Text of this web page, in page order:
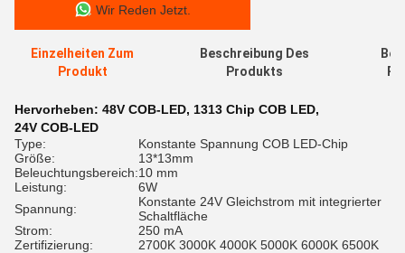
Wir Reden Jetzt.
Einzelheiten Zum
Produkt
Beschreibung Des
Produkts
Hervorheben: 48V COB-LED, 1313 Chip COB LED,
24V COB-LED
Type:
Konstante Spannung COB LED-Chip
Größe:
13*13mm
Beleuchtungsbereich:10 mm
Leistung:
6W
Spannung:
Konstante 24V Gleichstrom mit integrierter
Schaltfläche
Strom:
250 mA
Zertifizierung:
2700K 3000K 4000K 5000K 6000K 6500K